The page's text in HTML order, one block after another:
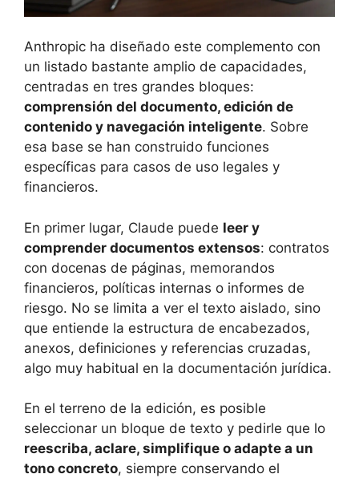
Anthropic ha diseñado este complemento con
un listado bastante amplio de capacidades,
centradas en tres grandes bloques:
comprensión del documento, edición de
contenido y navegación inteligente. Sobre
esa base se han construido funciones
específicas para casos de uso legales y
financieros.
En primer lugar, Claude puede leer y
comprender documentos extensos: contratos
con docenas de páginas, memorandos
financieros, políticas internas o informes de
riesgo. No se limita a ver el texto aislado, sino
que entiende la estructura de encabezados,
anexos, definiciones y referencias cruzadas,
algo muy habitual en la documentación jurídica.
En el terreno de la edición, es posible
seleccionar un bloque de texto y pedirle que lo
reescriba, aclare, simplifique o adapte a un
tono concreto, siempre conservando el